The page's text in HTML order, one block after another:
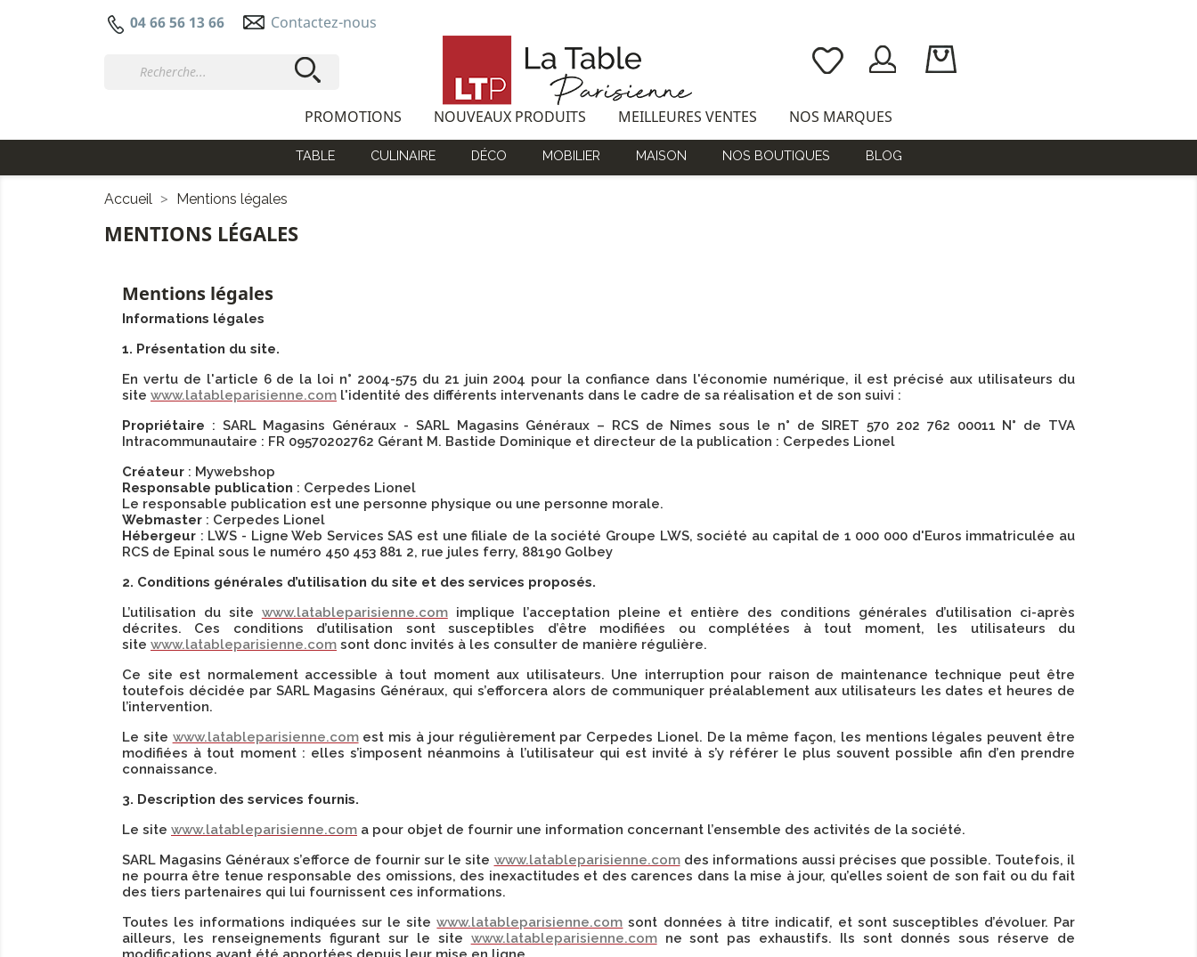
04 66 56 13 66 Contactez-nous
PROMOTIONS NOUVEAUX PRODUITS MEILLEURES VENTES NOS MARQUES
TABLE CULINAIRE DÉCO MOBILIER MAISON NOS BOUTIQUES BLOG
Accueil Mentions légales
MENTIONS LÉGALES
Mentions légales
Informations légales
1. Présentation du site.
En vertu de l'article 6 de la loi n° 2004-575 du 21 juin 2004 pour la confiance dans l'économie numérique, il est précisé aux utilisateurs du
site www.latableparisienne.com l'identité des différents intervenants dans le cadre de sa réalisation et de son suivi :
Propriétaire : SARL Magasins Généraux - SARL Magasins Généraux – RCS de Nîmes sous le n° de SIRET 570 202 762 00011 N° de TVA
Intracommunautaire : FR 09570202762 Gérant M. Bastide Dominique et directeur de la publication : Cerpedes Lionel
Créateur : Mywebshop
Responsable publication : Cerpedes Lionel
Le responsable publication est une personne physique ou une personne morale.
Webmaster : Cerpedes Lionel
Hébergeur : LWS - Ligne Web Services SAS est une filiale de la société Groupe LWS, société au capital de 1 000 000 d'Euros immatriculée au
RCS de Epinal sous le numéro 450 453 881 2, rue jules ferry, 88190 Golbey
2. Conditions générales d’utilisation du site et des services proposés.
L’utilisation du site www.latableparisienne.comimplique l’acceptation pleine et entière des conditions générales d’utilisation ci-après
décrites. Ces conditions d’utilisation sont susceptibles d’être modifiées ou complétées à tout moment, les utilisateurs du
site www.latableparisienne.com sont donc invités à les consulter de manière régulière.
Ce site est normalement accessible à tout moment aux utilisateurs. Une interruption pour raison de maintenance technique peut être
toutefois décidée par SARL Magasins Généraux, qui s’efforcera alors de communiquer préalablement aux utilisateurs les dates et heures de
l’intervention.
Le site www.latableparisienne.comest mis à jour régulièrement par Cerpedes Lionel. De la même façon, les mentions légales peuvent être
modifiées à tout moment : elles s’imposent néanmoins à l’utilisateur qui est invité à s’y référer le plus souvent possible afin d’en prendre
connaissance.
3. Description des services fournis.
Le site www.latableparisienne.com a pour objet de fournir une information concernant l’ensemble des activités de la société.
SARL Magasins Généraux s’efforce de fournir sur le site www.latableparisienne.comdes informations aussi précises que possible. Toutefois, il
ne pourra être tenue responsable des omissions, des inexactitudes et des carences dans la mise à jour, qu’elles soient de son fait ou du fait
des tiers partenaires qui lui fournissent ces informations.
Toutes les informations indiquées sur le sitewww.latableparisienne.com sont données à titre indicatif, et sont susceptibles d’évoluer. Par
ailleurs, les renseignements figurant sur le site www.latableparisienne.comne sont pas exhaustifs. Ils sont donnés sous réserve de